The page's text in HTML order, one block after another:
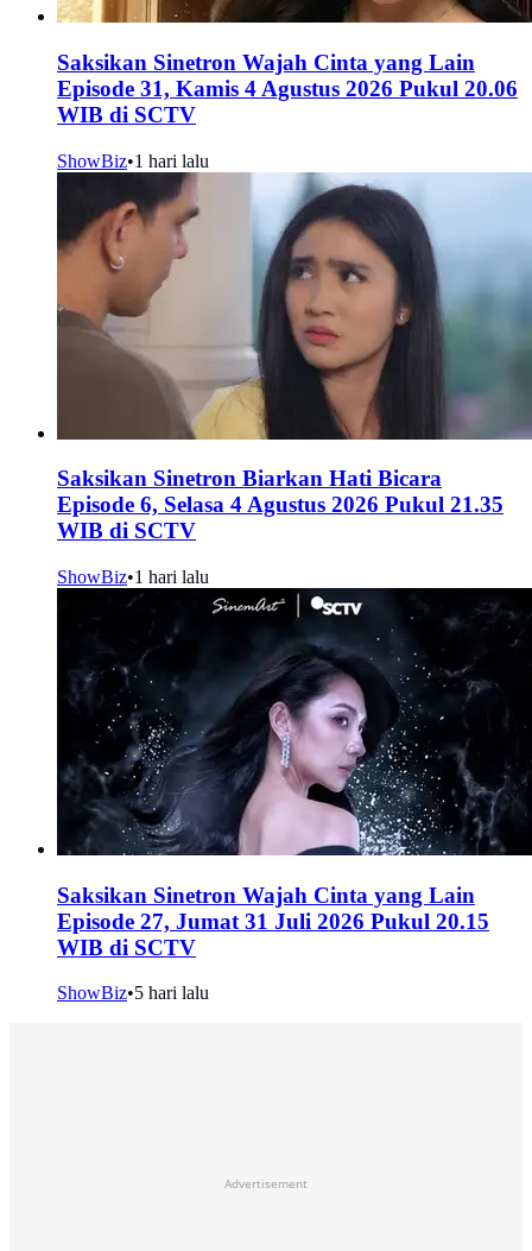
Saksikan Sinetron Wajah Cinta yang Lain
Episode 31, Kamis 4 Agustus 2026 Pukul 20.06
WIB di SCTV
ShowBiz•1 hari lalu
Saksikan Sinetron Biarkan Hati Bicara
Episode 6, Selasa 4 Agustus 2026 Pukul 21.35
WIB di SCTV
ShowBiz•1 hari lalu
Saksikan Sinetron Wajah Cinta yang Lain
Episode 27, Jumat 31 Juli 2026 Pukul 20.15
WIB di SCTV
ShowBiz•5 hari lalu
Advertisement